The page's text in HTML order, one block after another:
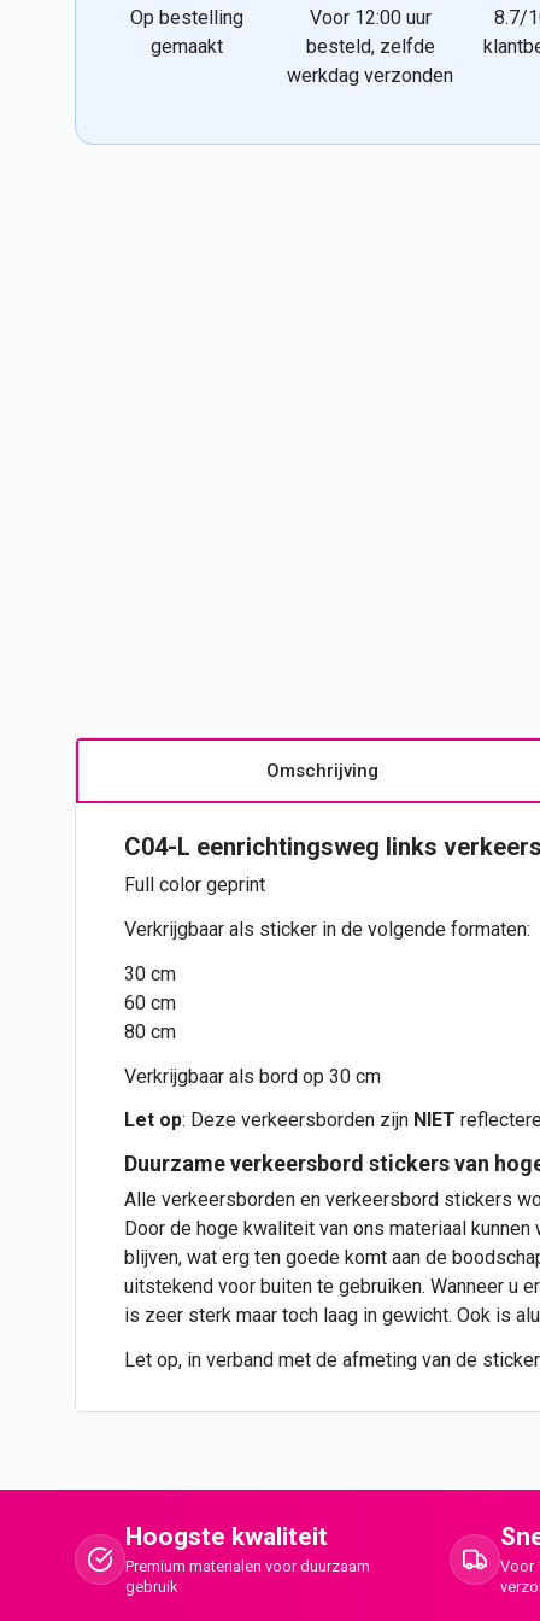
Op bestelling
gemaakt
Voor 12:00 uur
besteld, zelfde
werkdag verzonden
8.7/
Omschrijving
C04-L eenrichtingsweg links
Full color geprint
Verkrijgbaar als sticker in de volgende formaten:
30 cm
60 cm
80 cm
Verkrijgbaar als bord op 30 cm
Let op: Deze verkeersborden zijn NIET
Duurzame verkeersbord stickersvan
Alle verkeersborden en verkeersbord stickers
Door de hoge kwaliteit van ons materiaal
blijven, wat erg ten goede komt aan de
uitstekend voor buiten te gebruiken. Wanneer u
is zeer sterk maar toch laag in gewicht. Ook is
Let op, in verband met de afmeting van de
Hoogste kwaliteit
Premium materialen voor duurzaam
gebruik
Voor